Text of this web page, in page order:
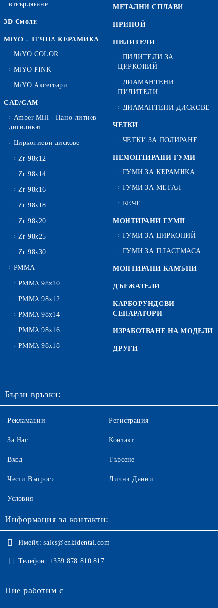
втвърдяване
3D Смоли
MiYO - ТЕЧНА КЕРАМИКА
MiYO COLOR
MiYO PINK
MiYO Аксесоари
CAD/CAM
Amber Mill - Нано-литиев
дисиликат
Циркониеви дискове
Zr 98x12
Zr 98x14
Zr 98x16
Zr 98x18
Zr 98x20
Zr 98x25
Zr 98x30
PMMA
PMMA 98x10
PMMA 98x12
PMMA 98x14
PMMA 98x16
PMMA 98x18
МЕТАЛНИ СПЛАВИ
ПРИПОЙ
ПИЛИТЕЛИ
ПИЛИТЕЛИ ЗА
ЦИРКОНИЙ
ДИАМАНТЕНИ
ПИЛИТЕЛИ
ДИАМАНТЕНИ ДИСКОВЕ
ЧЕТКИ
ЧЕТКИ ЗА ПОЛИРАНЕ
НЕМОНТИРАНИ ГУМИ
ГУМИ ЗА КЕРАМИКА
ГУМИ ЗА МЕТАЛ
КЕЧЕ
МОНТИРАНИ ГУМИ
ГУМИ ЗА ЦИРКОНИЙ
ГУМИ ЗА ПЛАСТМАСА
МОНТИРАНИ КАМЪНИ
ДЪРЖАТЕЛИ
КАРБОРУНДОВИ
СЕПАРАТОРИ
ИЗРАБОТВАНЕ НА МОДЕЛИ
ДРУГИ
Бързи връзки:
Рекламации
За Нас
Вход
Чести Въпроси
Регистрация
Контакт
Търсене
Лични Данни
Условия
Информация за контакти:
Имейл: sales@enkidental.com
Телефон: +359 878 810 817
Ние работим с